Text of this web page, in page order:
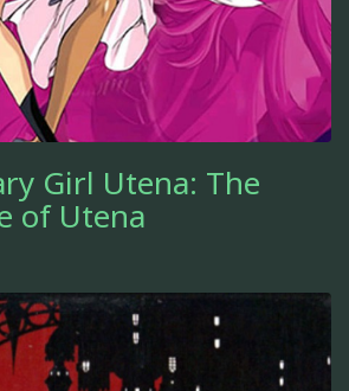
Girl Utena: The
of Utena